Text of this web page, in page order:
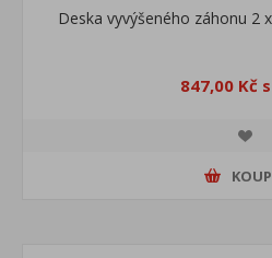
Deska vyvýšeného záhonu 2
847,00 Kč